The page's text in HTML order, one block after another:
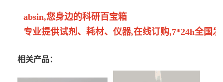
absin,您身边的科研百宝箱
专业提供试剂、耗材、仪器,在线订购,7*24h全国
相关产品：